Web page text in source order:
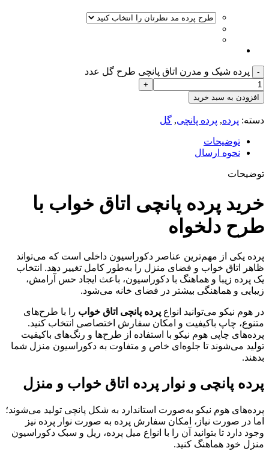
پرده شیک و مدرن اتاق پانچی طرح گل عدد
افزودن به سبد خرید
دسته: پرده, پرده پانچی, گل
توضیحات
نحوه ارسال
توضیحات
خرید پرده پانچی اتاق خواب با
طرح دلخواه
پرده یکی از مهم‌ترین عناصر دکوراسیون داخلی است که می‌تواند
ظاهر اتاق خواب و فضای منزل را به‌طور کامل تغییر دهد. انتخاب
یک پرده زیبا و هماهنگ با دکوراسیون، باعث ایجاد حس آرامش،
زیبایی و هماهنگی بیشتر در فضای خانه می‌شود.
در هوم نیکو می‌توانید انواع پرده پانچی اتاق خواب را با طرح‌های
متنوع، چاپ باکیفیت و امکان سفارش اختصاصی انتخاب کنید.
پرده‌های چاپی هوم نیکو با استفاده از طرح‌ها و رنگ‌های باکیفیت
تولید می‌شوند تا جلوه‌ای خاص و متفاوت به دکوراسیون منزل شما
بدهند.
پرده پانچی و نوار پرده اتاق خواب و منزل
پرده‌های هوم نیکو به‌صورت استاندارد به شکل پانچی تولید می‌شوند؛
اما در صورت نیاز، امکان سفارش پرده به صورت نوار پرده نیز
وجود دارد تا بتوانید آن را با انواع میل پرده، ریل و سبک دکوراسیون
منزل خود هماهنگ کنید.